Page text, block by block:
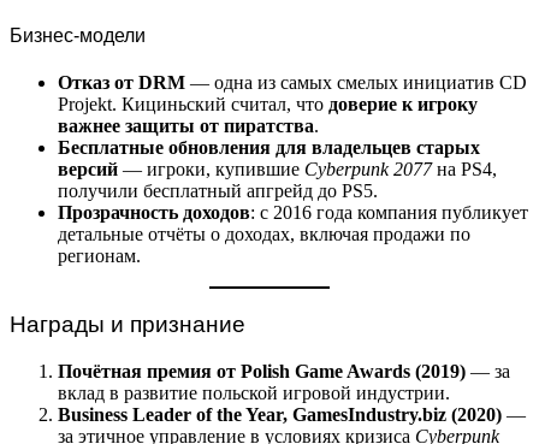
Бизнес-модели
Отказ от DRM — одна из самых смелых инициатив CD
Projekt. Кициньский считал, что доверие к игроку
важнее защиты от пиратства.
Бесплатные обновления для владельцев старых
версий — игроки, купившие Cyberpunk 2077на PS4,
получили бесплатный апгрейд до PS5.
Прозрачность доходов: с 2016 года компания публикует
детальные отчёты о доходах, включая продажи по
регионам.
Награды и признание
Почётная премия от Polish Game Awards (2019) — за
вклад в развитие польской игровой индустрии.
Business Leader of the Year, GamesIndustry.biz (2020) —
за этичное управление в условиях кризиса Cyberpunk